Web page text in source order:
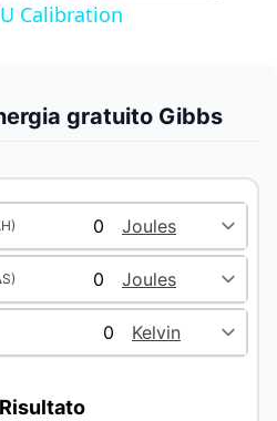
y
V
i
d
Calibration
gratuito Gibbs
Risultato